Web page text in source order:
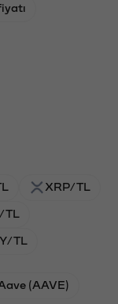
XRP/TL
TL
(AAVE)